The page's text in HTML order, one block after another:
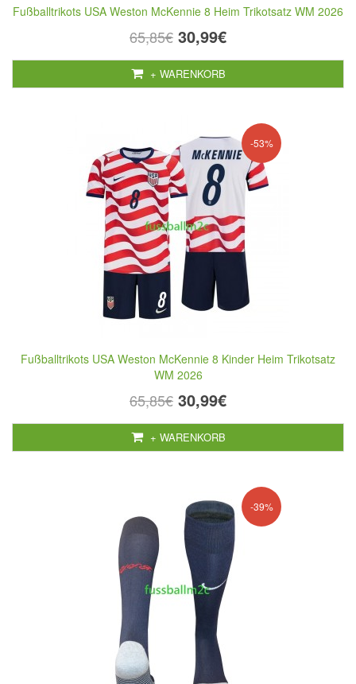
Fußballtrikots USA Weston McKennie 8 Heim Trikotsatz WM 2026
65,85€ 30,99€
+ WARENKORB
-53%
Fußballtrikots USA Weston McKennie 8 Kinder Heim Trikotsatz
WM 2026
65,85€ 30,99€
+ WARENKORB
-39%